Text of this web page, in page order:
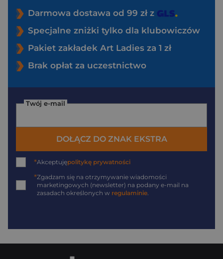
Darmowa dostawa od 99 zł z
Specjalne zniżki tylko dla klubowiczów
Pakiet zakładek Art Ladies za 1 zł
Brak opłat za uczestnictwo
Twój e-mail
DOŁĄCZ DO ZNAK EKSTRA
*Akceptujępolitykę prywatności
*Zgadzam się na otrzymywanie wiadomości
marketingowych (newsletter) na podany e-mail na
zasadach określonych w regulaminie.